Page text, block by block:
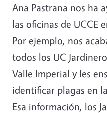
Ana Pastrana nos ha
las oficinas de UCCE
Por ejemplo, nos
todos los UC
Valle Imperial y les
identificar plagas en
Esa información, los